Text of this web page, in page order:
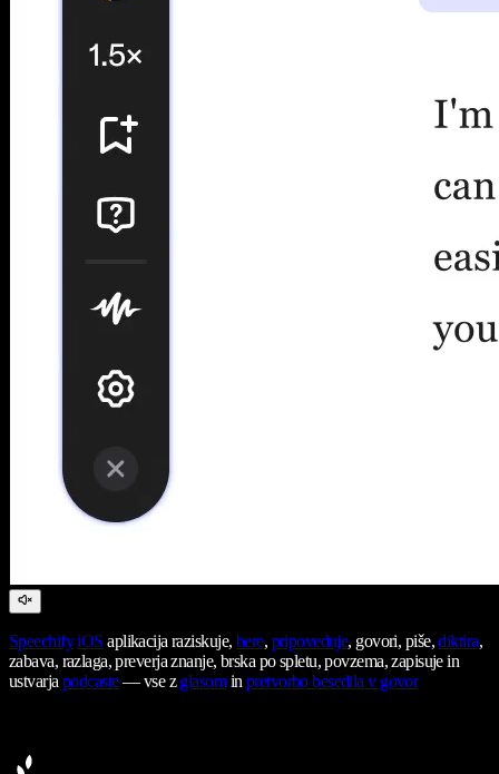
Speechify iOS aplikacija raziskuje, bere, pripoveduje, govori, piše,diktira,
zabava, razlaga, preverja znanje, brska po spletu, povzema, zapisuje in
ustvarjapodcaste— vse zglasominpretvorbo besedila v govor